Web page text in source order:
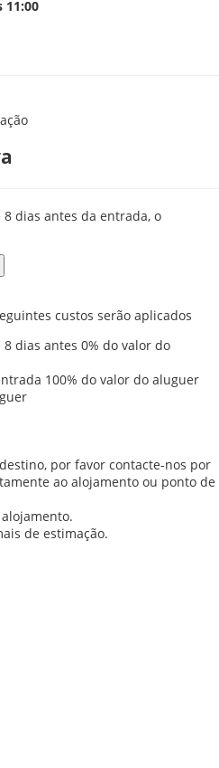
11:00
dias antes da entrada, o
custos serão aplicados
dias antes 0% do valor do
100% do valor do aluguer
por favor contacte-nos por
ao alojamento ou ponto de
de estimação.